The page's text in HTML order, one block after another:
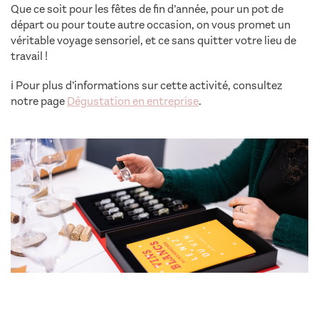
Que ce soit pour les fêtes de fin d’année, pour un pot de
départ ou pour toute autre occasion, on vous promet un
véritable voyage sensoriel, et ce sans quitter votre lieu de
travail !
ℹ️ Pour plus d’informations sur cette activité, consultez
notre pageDégustation en entreprise.